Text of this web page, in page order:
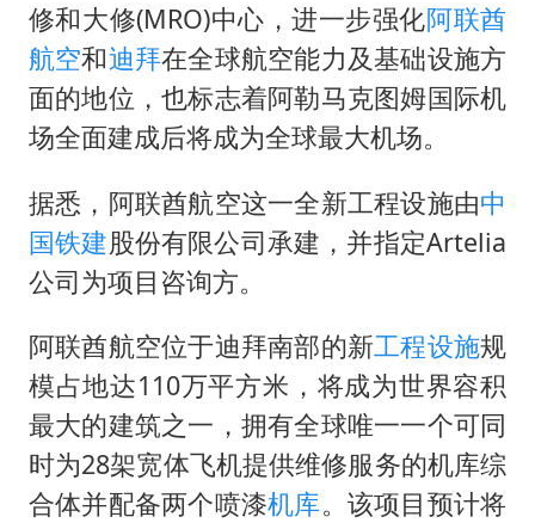
暑期研学游升温 在旅途中增长知识
猫咪过火把节被抹成黑猫
宝妈给四胞胎取名平安喜乐
暴雨预报为何有时感觉不准
总书记点赞的非遗苗绣焕发新生机
修和大修(MRO)中心，进一步强化阿联酋
航空和迪拜在全球航空能力及基础设施方
面的地位，也标志着阿勒马克图姆国际机
场全面建成后将成为全球最大机场。
据悉，阿联酋航空这一全新工程设施由中
国铁建股份有限公司承建，并指定Artelia
公司为项目咨询方。
阿联酋航空位于迪拜南部的新工程设施规
模占地达110万平方米，将成为世界容积
最大的建筑之一，拥有全球唯一一个可同
时为28架宽体飞机提供维修服务的机库综
合体并配备两个喷漆机库。该项目预计将